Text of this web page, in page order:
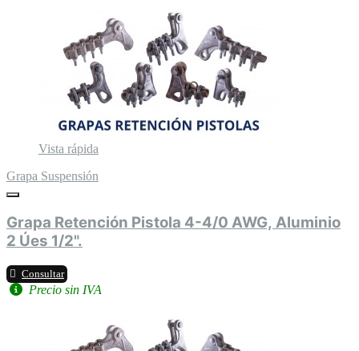
Vista rápida
Grapa Suspensión
Grapa Retención Pistola 4-4/0 AWG, Aluminio
2 Úes 1/2".
Consultar
Precio sin IVA